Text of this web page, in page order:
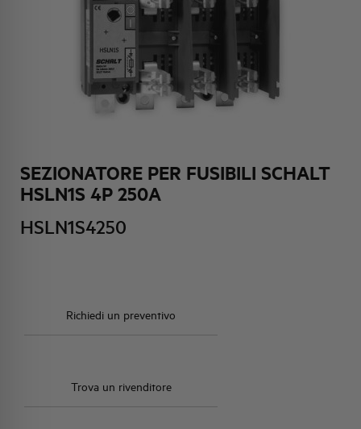
SEZIONATORE PER FUSIBILI SCHALT
HSLN1S 4P 250A
HSLN1S4250
Richiedi un preventivo
Trova un rivenditore
ATTIVITÀ E MERCATI